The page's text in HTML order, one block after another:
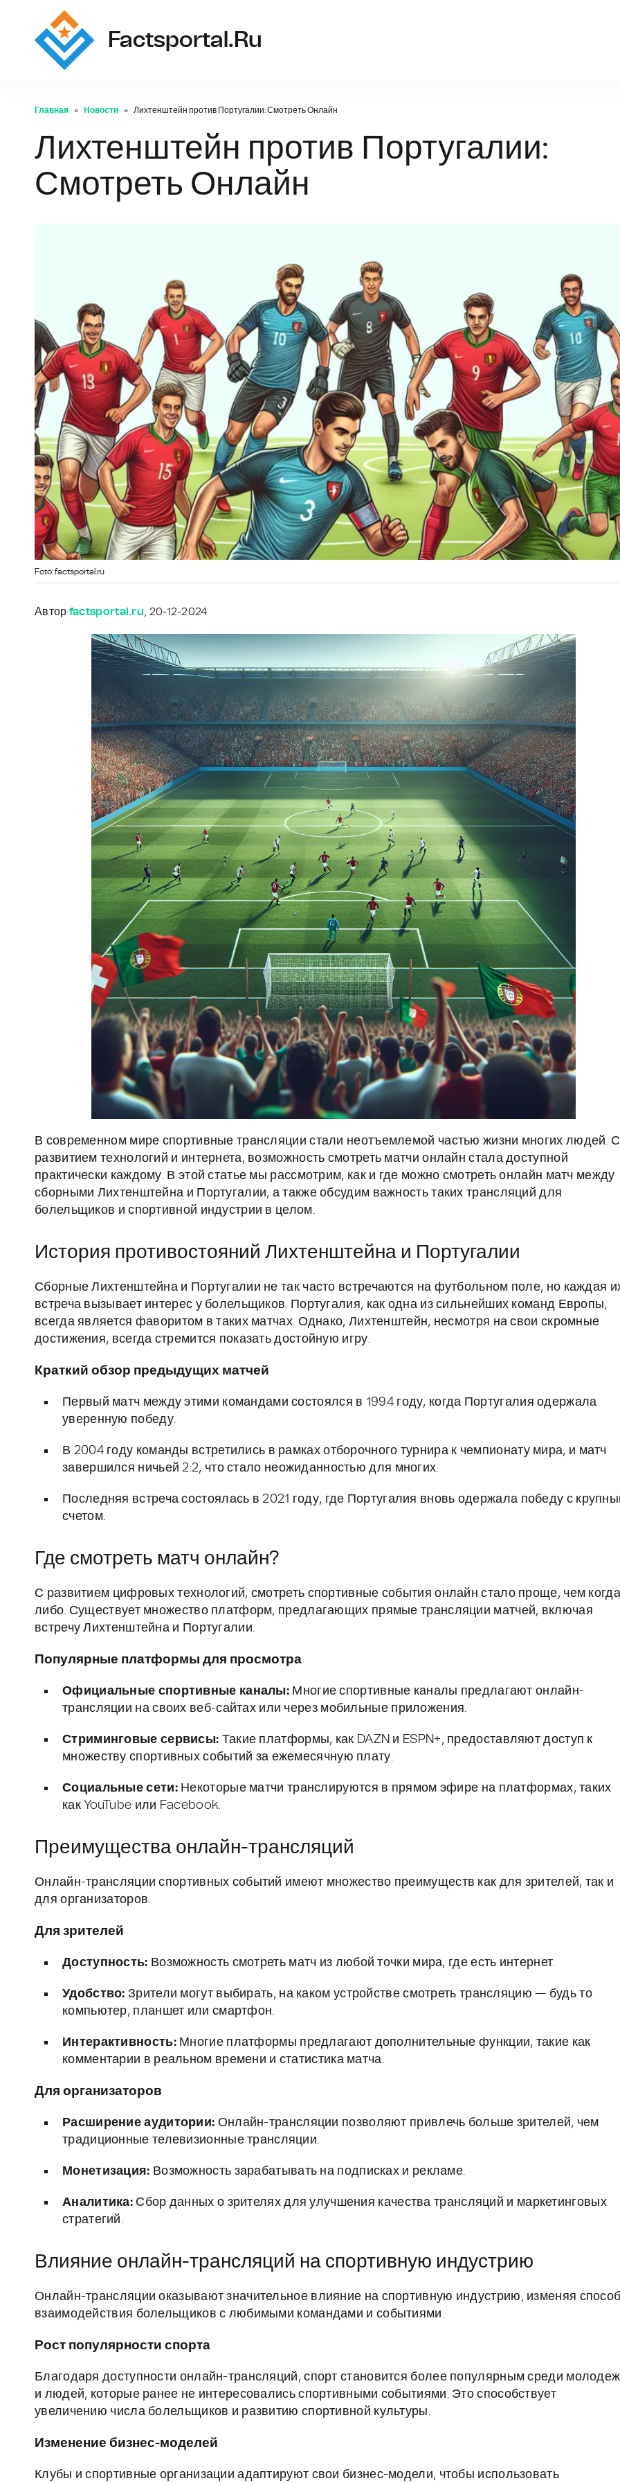
Factsportal.ru
Главная Новости Лихтенштейн против Португалии: Смотреть Онлайн
Лихтенштейн против Португалии:
Смотреть Онлайн
Foto: factsportal.ru
Автор factsportal.ru, 20-12-2024
В современном мире спортивные трансляции стали неотъемлемой частью жизни многих людей. С
развитием технологий и интернета, возможность смотреть матчи онлайн стала доступной
практически каждому. В этой статье мы рассмотрим, как и где можно смотреть онлайн матч между
сборными Лихтенштейна и Португалии, а также обсудим важность таких трансляций для
болельщиков и спортивной индустрии в целом.
История противостояний Лихтенштейна и Португалии
Сборные Лихтенштейна и Португалии не так часто встречаются на футбольном поле, но каждая
встреча вызывает интерес у болельщиков. Португалия, как одна из сильнейших команд Европы,
всегда является фаворитом в таких матчах. Однако, Лихтенштейн, несмотря на свои скромные
достижения, всегда стремится показать достойную игру.
Краткий обзор предыдущих матчей
Первый матч между этими командами состоялся в 1994 году, когда Португалия одержала
уверенную победу.
В 2004 году команды встретились в рамках отборочного турнира к чемпионату мира, и матч
завершился ничьей 2:2, что стало неожиданностью для многих.
Последняя встреча состоялась в 2021 году, где Португалия вновь одержала победу с
счетом.
Где смотреть матч онлайн?
С развитием цифровых технологий, смотреть спортивные события онлайн стало проще, чем
либо. Существует множество платформ, предлагающих прямые трансляции матчей, включая
встречу Лихтенштейна и Португалии.
Популярные платформы для просмотра
Официальные спортивные каналы: Многие спортивные каналы предлагают онлайн-
трансляции на своих веб-сайтах или через мобильные приложения.
Стриминговые сервисы: Такие платформы, как DAZN и ESPN+, предоставляют доступ к
множеству спортивных событий за ежемесячную плату.
Социальные сети:Некоторые матчи транслируются в прямом эфире на платформах, таких
как YouTube или Facebook.
Преимущества онлайн-трансляций
Онлайн-трансляции спортивных событий имеют множество преимуществ как для зрителей, так и
для организаторов.
Для зрителей
Доступность: Возможность смотреть матч из любой точки мира, где есть интернет.
Удобство: Зрители могут выбирать, на каком устройстве смотреть трансляцию — будь то
компьютер, планшет или смартфон.
Интерактивность:Многие платформы предлагают дополнительные функции, такие как
комментарии в реальном времени и статистика матча.
Для организаторов
Расширение аудитории: Онлайн-трансляции позволяют привлечь больше зрителей, чем
традиционные телевизионные трансляции.
Монетизация: Возможность зарабатывать на подписках и рекламе.
Аналитика: Сбор данных о зрителях для улучшения качества трансляций и маркетинговых
стратегий.
Влияние онлайн-трансляций на спортивную индустрию
Онлайн-трансляции оказывают значительное влияние на спортивную индустрию, изменяя
взаимодействия болельщиков с любимыми командами и событиями.
Рост популярности спорта
Благодаря доступности онлайн-трансляций, спорт становится более популярным среди
и людей, которые ранее не интересовались спортивными событиями. Это способствует
увеличению числа болельщиков и развитию спортивной культуры.
Изменение бизнес-моделей
Клубы и спортивные организации адаптируют свои бизнес-модели, чтобы использовать